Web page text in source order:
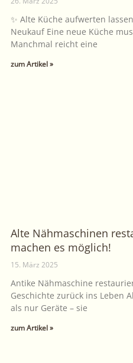
✨ Alte Küche aufwerten
Neukauf Eine neue Küche
Manchmal reicht eine
zum Artikel »
Alte Nähmaschinen
machen es möglich!
15. März 2025
Antike Nähmaschine
Geschichte zurück ins Leben
als nur Geräte – sie
zum Artikel »